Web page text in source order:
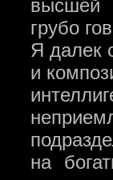
высшей
грубо
Я далек
и
на